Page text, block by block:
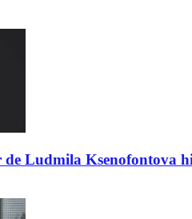
Ludmila Ksenofontova